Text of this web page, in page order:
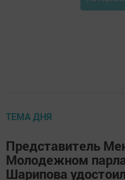
ТЕМА ДНЯ
Представитель
Молодежном
Шарипова